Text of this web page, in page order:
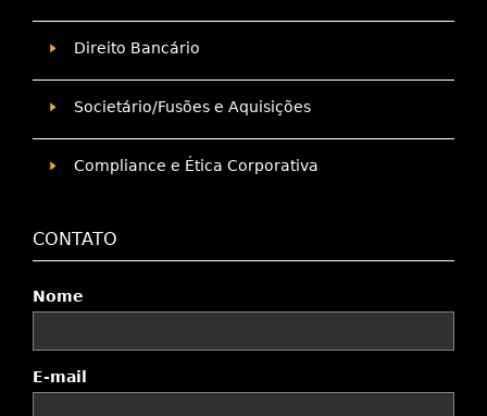
Direito Bancário
Societário/Fusões e Aquisições
Compliance e Ética Corporativa
CONTATO
Nome
E-mail